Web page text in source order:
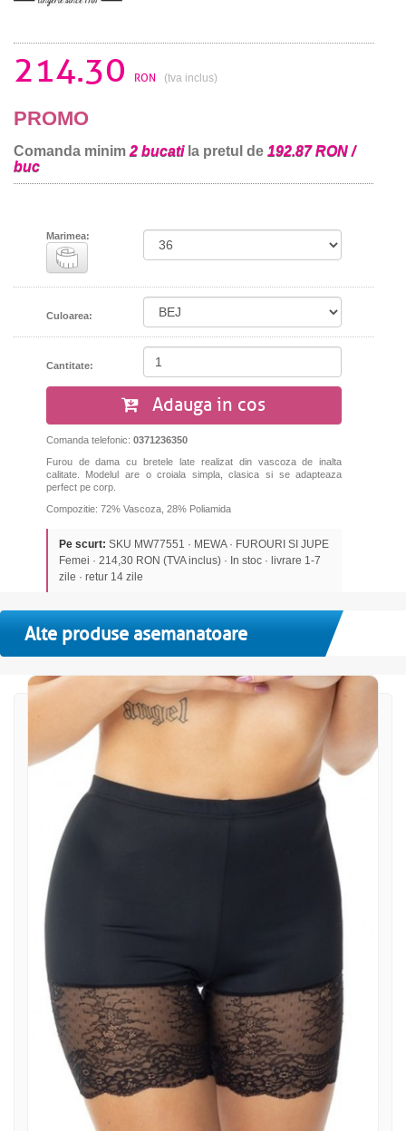
214.30 RON (tva inclus)
PROMO
Comanda minim 2 bucatila pretul de 192.87 RON /
buc
Marimea:
Culoarea:
Cantitate:
Adauga in cos
Comanda telefonic: 0371236350
Furou de dama cu bretele late realizat din vascoza de inalta
calitate. Modelul are o croiala simpla, clasica si se adapteaza
perfect pe corp.
Compozitie: 72% Vascoza, 28% Poliamida
Pe scurt: SKU MW77551 · MEWA · FUROURI SI JUPE
Femei · 214,30 RON (TVA inclus) · In stoc · livrare 1-7
zile · retur 14 zile
Alte produse asemanatoare